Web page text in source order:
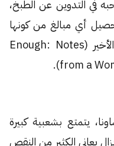
في التدوين عن الطبخ،
أي مبالغ من كونها
معروفة أونلاين. حتى كتبت كتابه الأخير (Enough: Notes
from a
يتمتع بشعبية كبيرة
يعاني الكثير من النقص